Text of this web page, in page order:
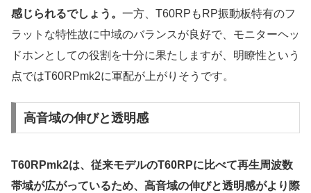
感じられるでしょう。 一方、T60RPもRP振動板特有のフ
ラットな特性故に中域のバランスが良好で、モニターヘッ
ドホンとしての役割を十分に果たしますが、明瞭性という
点ではT60RPmk2に軍配が上がりそうです。
高音域の伸びと透明感
T60RPmk2は、従来モデルのT60RPに比べて再生周波数
帯域が広がっているため、高音域の伸びと透明感がより際